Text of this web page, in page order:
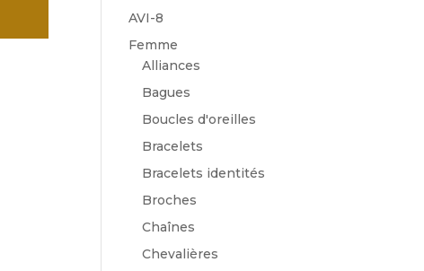
AVI-8
Femme
Alliances
Bagues
Boucles d'oreilles
Bracelets
Bracelets identités
Broches
Chaînes
Chevalières